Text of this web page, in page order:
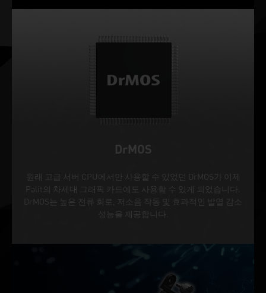
DrMOS
원래 고급 서버 CPU에서만 사용할 수 있었던 DrMOS가 이제
Palit의 차세대 그래픽 카드에도 사용할 수 있게 되었습니다.
DrMOS는 높은 전류 회로, 저소음 작동 및 효과적인 발열 감소
성능을 제공합니다.